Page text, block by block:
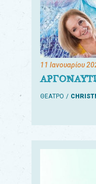
11 Ιανουαρίου
ΘΕΑΤΡΟ